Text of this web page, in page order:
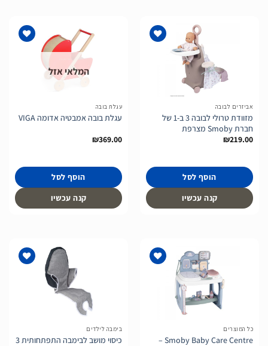
אביזרים לבובה
מזוודת טרולי לבובה 3 ב-1 של
חברת Smoby מצרפת
₪219.00
הוסף לסל
קנה עכשיו
המלאי אזל
עגלת בובה
עגלת בובה אמבטיה אדומה VIGA
₪369.00
הוסף לסל
קנה עכשיו
כל המוצרים
Smoby Baby Care Centre –
בימבה לילדים
כיסוי מושב לבימבה התפתחותית 3